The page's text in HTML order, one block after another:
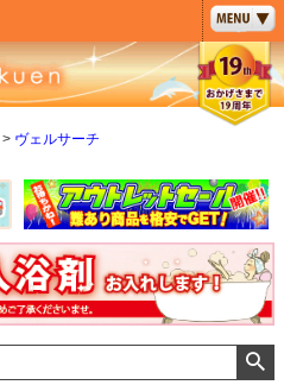
ヴェルサーチ
ペー
ジト
ップ
へ